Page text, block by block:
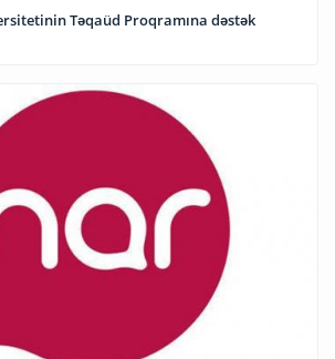
Təqaüd Proqramına dəstək